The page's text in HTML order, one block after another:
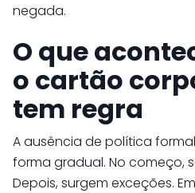
negada.
O que
o cartão
tem regra
A ausência de política
forma gradual. No começo,
Depois, surgem exceções.